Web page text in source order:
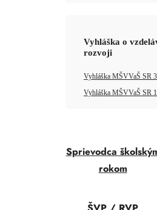
Vyhláška o
rozvoji
Vyhláška MŠVVaŠ SR
Vyhláška MŠVVaŠ SR
Sprievodca
rokom